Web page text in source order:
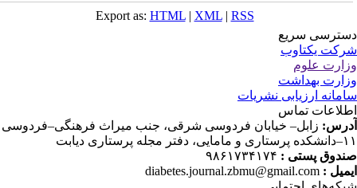
Export as:HTML |XML |RSS
سریع
یکتاوب
علوم
بهداشت
ارزیابی نشریات
تماس
زابل– خیابان فردوسی شرقی، جنب میراث فرهنگی–فردوسی
پرستاری دیابت
پستی : ۹۸۶۱۷۳۴۱۷۴
:
diabetes.journal.zbmu@gmail.com